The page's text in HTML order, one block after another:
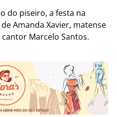
do piseiro, a festa na
Amanda Xavier, matense
cantor Marcelo Santos.